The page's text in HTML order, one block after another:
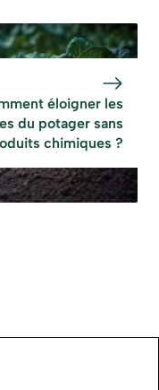
éloigner les
du potager sans
chimiques ?